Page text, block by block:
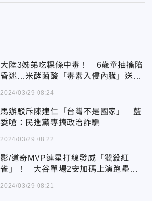
大陸3姊弟吃粿條中毒！ 6歲童抽搐陷
昏迷…米酵菌酸「毒素入侵內臟」送醫
2024/03/29 08:24
馬辦駁斥陳建仁「台灣不是國家​​」 藍
委嗆：民進黨專搞政治詐騙
2024/03/29 08:22
影/道奇MVP連星打線發威「獵殺紅
雀」！ 大谷單場2安加碼上演跑壘跑
2024/03/29 08:21